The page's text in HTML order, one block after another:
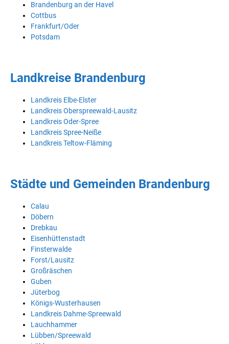
Brandenburg an der Havel
Cottbus
Frankfurt/Oder
Potsdam
Landkreise Brandenburg
Landkreis Elbe-Elster
Landkreis Oberspreewald-Lausitz
Landkreis Oder-Spree
Landkreis Spree-Neiße
Landkreis Teltow-Fläming
Städte und Gemeinden Brandenburg
Calau
Döbern
Drebkau
Eisenhüttenstadt
Finsterwalde
Forst/Lausitz
Großräschen
Guben
Jüterbog
Königs-Wusterhausen
Landkreis Dahme-Spreewald
Lauchhammer
Lübben/Spreewald